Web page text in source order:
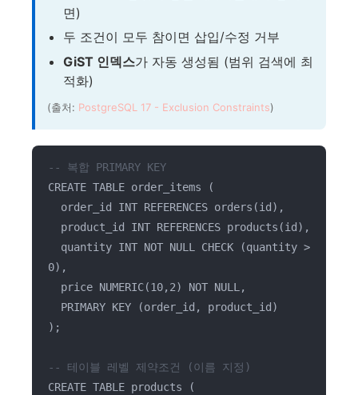
면)
두 조건이 모두 참이면 삽입/수정 거부
GiST 인덱스가 자동 생성됨 (범위 검색에 최
적화)
(출처: PostgreSQL 17 - Exclusion Constraints)
-- 복합 PRIMARY KEY
CREATE TABLE order_items (
order_id INT REFERENCES orders(id),
product_id INT REFERENCES products(id),
quantity INT NOT NULL CHECK (quantity >
0),
price NUMERIC(10,2) NOT NULL,
PRIMARY KEY (order_id, product_id)
);
-- 테이블 레벨 제약조건 (이름 지정)
CREATE TABLE products (